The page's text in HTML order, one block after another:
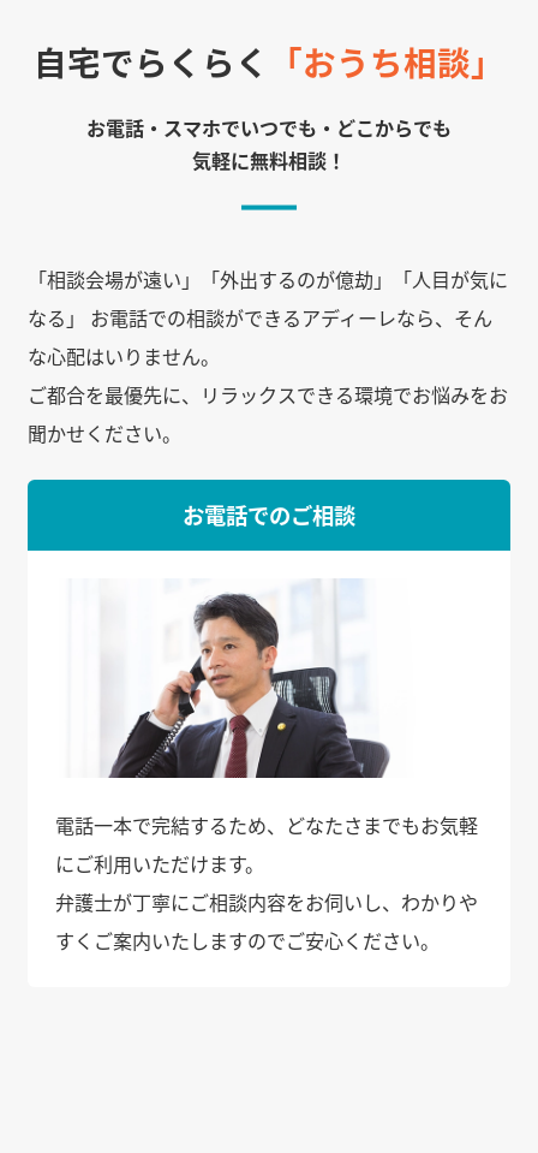
自宅でらくらく 「おうち相談」
お電話・スマホでいつでも・どこからでも
気軽に無料相談！
「相談会場が遠い」「外出するのが億劫」「人目が気に
なる」 お電話での相談ができるアディーレなら、そん
な心配はいりません。
ご都合を最優先に、リラックスできる環境でお悩みをお
聞かせください。
お電話でのご相談
電話一本で完結するため、どなたさまでもお気軽
にご利用いただけます。
弁護士が丁寧にご相談内容をお伺いし、わかりや
すくご案内いたしますのでご安心ください。